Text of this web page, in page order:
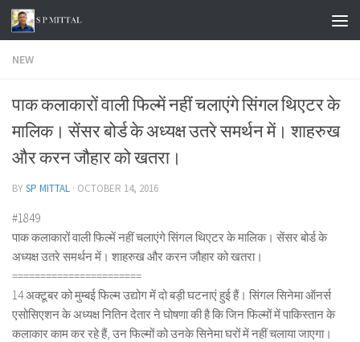
Skip to content
NEW
पाक कलाकारों वाली फिल्में नहीं चलाएंगे सिंगल थिएटर के
मालिक। सेंसर बोर्ड के अध्यक्ष उतरे समर्थन में। शाहरुख
और करन जौहार को खतरा।
BYSP MITTAL · OCTOBER 14, 2016
#1849
पाक कलाकारों वाली फिल्में नहीं चलाएंगे सिंगल थिएटर के मालिक। सेंसर बोर्ड के
अध्यक्ष उतरे समर्थन में। शाहरुख और करन जौहार को खतरा।
=======================
14 अक्टूबर को मुम्बई फिल्म उद्योग में दो बड़ी घटनाएं हुई हैं। सिंगल सिनेमा ऑनर्स
एसोसिएशन के अध्यक्ष नितिन देतार ने घोषणा की है कि जिन फिल्मों में पाकिस्तान के
कलाकार काम कर रहे हैं, उन फिल्मों को उनके सिनेमा घरों में नहीं चलाया जाएगा।